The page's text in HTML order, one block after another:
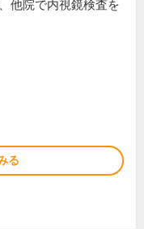
他院で内視鏡検査を
る